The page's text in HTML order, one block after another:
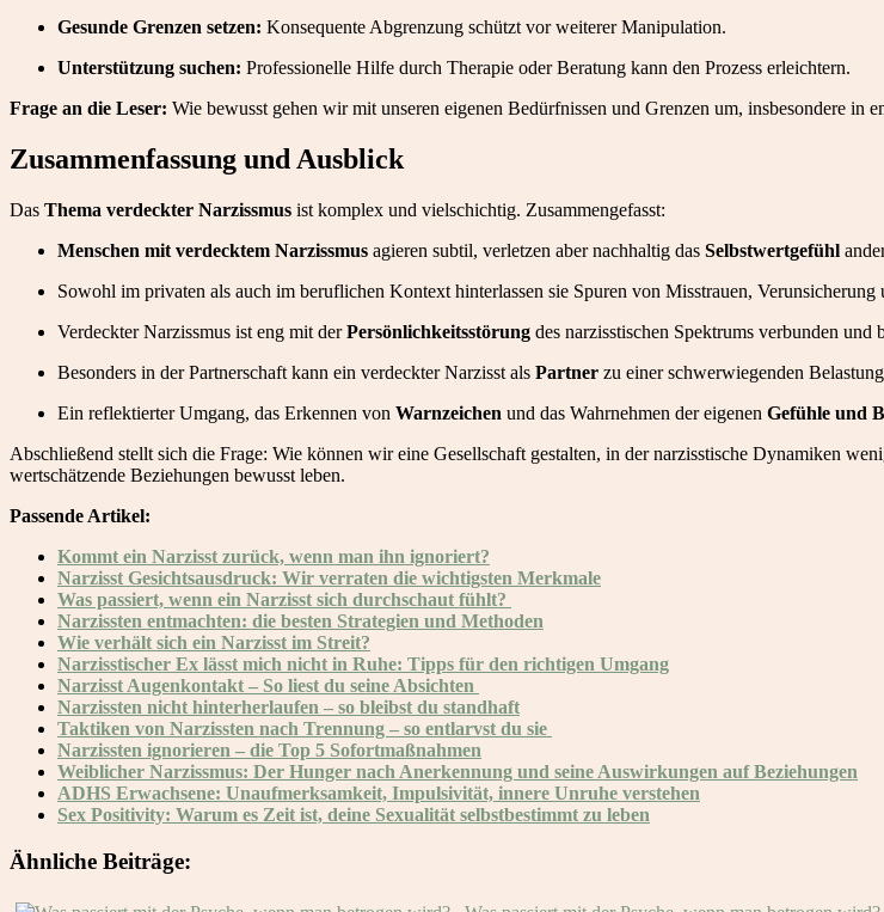
Gesunde Grenzen setzen: Konsequente Abgrenzung schützt vor weiterer Manipulation.
Unterstützung suchen: Professionelle Hilfe durch Therapie oder Beratung kann den Prozess erleichtern.
Frage an die Leser: Wie bewusst gehen wir mit unseren eigenen Bedürfnissen und Grenzen um, insbesondere in
Zusammenfassung und Ausblick
Das Thema verdeckter Narzissmus ist komplex und vielschichtig. Zusammengefasst:
Menschen mit verdecktem Narzissmus agieren subtil, verletzen aber nachhaltig das Selbstwertgefühl
Sowohl im privaten als auch im beruflichen Kontext hinterlassen sie Spuren von Misstrauen,
Verdeckter Narzissmus ist eng mit derPersönlichkeitsstörung des narzisstischen Spektrums verbunden
Besonders in der Partnerschaft kann ein verdeckter Narzisst als Partner zu einer schwerwiegenden
Ein reflektierter Umgang, das Erkennen von Warnzeichen und das Wahrnehmen der eigenen Gefühle und
Abschließend stellt sich die Frage: Wie können wir eine Gesellschaft gestalten, in der narzisstische Dynamiken
wertschätzende Beziehungen bewusst leben.
Passende Artikel:
Kommt ein Narzisst zurück, wenn man ihn ignoriert?
Narzisst Gesichtsausdruck: Wir verraten die wichtigsten Merkmale
Was passiert, wenn ein Narzisst sich durchschaut fühlt?
Narzissten entmachten: die besten Strategien und Methoden
Wie verhält sich ein Narzisst im Streit?
Narzisstischer Ex lässt mich nicht in Ruhe: Tipps für den richtigen Umgang
Narzisst Augenkontakt – So liest du seine Absichten
Narzissten nicht hinterherlaufen – so bleibst du standhaft
Taktiken von Narzissten nach Trennung – so entlarvst du sie
Narzissten ignorieren – die Top 5 Sofortmaßnahmen
Weiblicher Narzissmus: Der Hunger nach Anerkennung und seine Auswirkungen auf Beziehungen
ADHS Erwachsene: Unaufmerksamkeit, Impulsivität, innere Unruhe verstehen
Sex Positivity: Warum es Zeit ist, deine Sexualität selbstbestimmt zu leben
Ähnliche Beiträge: